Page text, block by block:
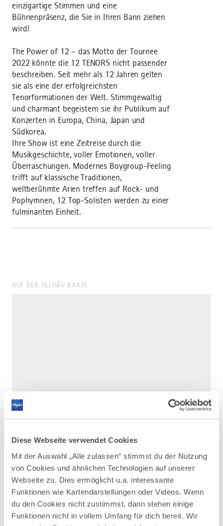
Diese Webseite verwendet Cookies
Mit der Auswahl „Alle zulassen“ stimmst du der Nutzung
von Cookies und ähnlichen Technologien auf unserer
Webseite zu. Dies ermöglicht u.a. interessante
Funktionen wie Kartendarstellungen oder Videos. Wenn
du den Cookies nicht zustimmst, dann stehen einige
Funktionen nicht in vollem Umfang für dich bereit. Wir
einzigartige Stimmen und eine
Bühnenpräsenz, die Sie in Ihren Bann ziehen
wird!
The Power of 12 – das Motto der Tournee
2022 könnte die 12 TENORS nicht passender
beschreiben. Seit mehr als 12 Jahren gelten
sie als eine der erfolgreichsten
Tenorformationen der Welt. Stimmgewaltig
und charmant begeistern sie ihr Publikum auf
Konzerten in Europa, China, Japan und
Südkorea.
Ihre Show ist eine Zeitreise durch die
Musikgeschichte, voller Emotionen, voller
Überraschungen. Modernes Boygroup-Feeling
trifft auf klassische Traditionen,
weltberühmte Arien treffen auf Rock- und
Pophymnen, 12 Top-Solisten werden zu einer
fulminanten Einheit.
AUF DER ALLGÄU KARTE
DAZU PASSEND
Ähnliche
Veranstaltungen